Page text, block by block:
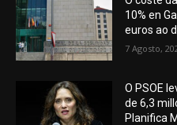
10% en
euros ao
7 Agosto,
O PSOE
de 6,3
Planifica